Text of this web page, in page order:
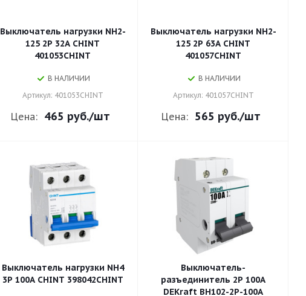
Выключатель нагрузки NH2-
125 2P 32A CHINT
401053CHINT
В НАЛИЧИИ
Артикул: 401053CHINT
Цена: 465 руб./шт
Выключатель нагрузки NH2-
125 2P 63A CHINT
401057CHINT
В НАЛИЧИИ
Артикул: 401057CHINT
Цена: 565 руб./шт
Выключатель нагрузки NH4
3P 100A CHINT 398042CHINT
Выключатель-
разъединитель 2P 100A
DEKraft ВН102-2P-100A